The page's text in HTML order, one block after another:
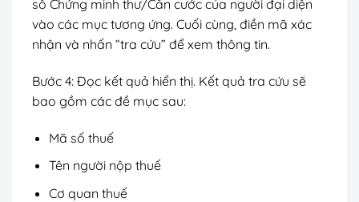
số Chứng minh thư/Căn cước của người đại diện
vào các mục tương ứng. Cuối cùng, điền mã xác
nhận và nhấn “tra cứu” để xem thông tin.
Bước 4: Đọc kết quả hiển thị. Kết quả tra cứu sẽ
bao gồm các đề mục sau:
Mã số thuế
Tên người nộp thuế
Cơ quan thuế